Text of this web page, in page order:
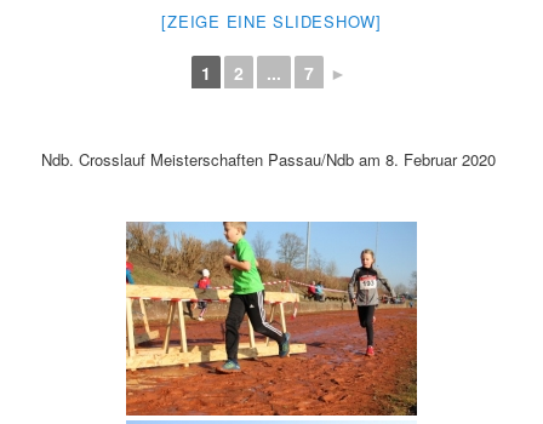
[ZEIGE EINE SLIDESHOW]
1 2 ... 7 ►
Ndb. Crosslauf Meisterschaften Passau/Ndb am 8. Februar 2020